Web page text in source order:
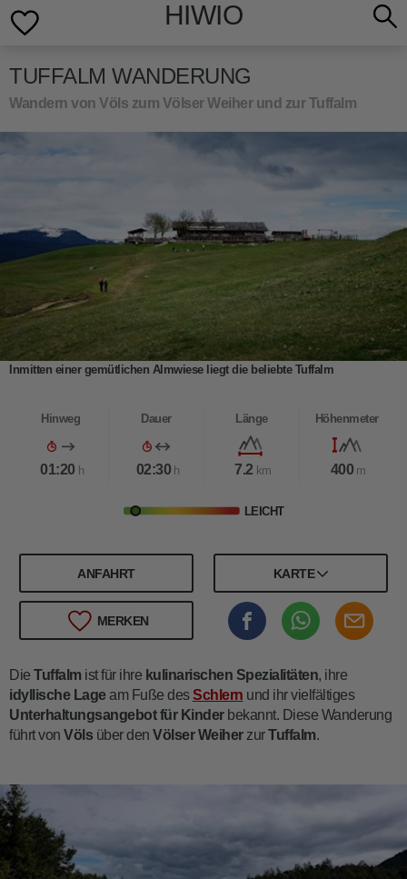
HIWIO
TUFFALM WANDERUNG
Wandern von Völs zum Völser Weiher und zur Tuffalm
Inmitten einer gemütlichen Almwiese liegt die beliebte Tuffalm
Hinweg
01:20 h
Dauer
02:30 h
Länge
7.2 km
Höhenmeter
400 m
LEICHT
ANFAHRT KARTE
MERKEN
Die Tuffalm ist für ihre kulinarischen Spezialitäten, ihre
idyllische Lageam Fuße desSchlern und ihr vielfältiges
Unterhaltungsangebot für Kinder bekannt. Diese Wanderung
führt von Völs über den Völser WeiherzurTuffalm.